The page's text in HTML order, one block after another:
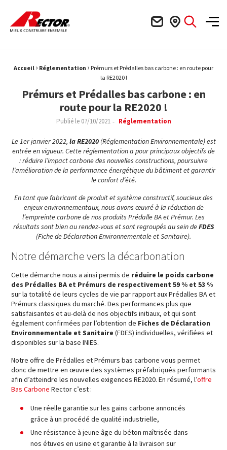
Rector Mieux construire ensemble
Fil d'Ariane :
Accueil › Réglementation › Prémurs et Prédalles bas carbone : en route pour
la RE2020 !
Prémurs et Prédalles bas carbone : en
route pour la RE2020 !
Publié le 07/10/2021 Réglementation
Le 1er janvier 2022, la RE2020(Réglementation Environnementale) est
entrée en vigueur. Cette réglementation a pour principaux objectifs de
: réduire l’impact carbone des nouvelles constructions, poursuivre
l’amélioration de la performance énergétique du bâtiment et garantir
le confort d’été.
En tant que fabricant de produit et système constructif, soucieux des
enjeux environnementaux, nous avons œuvré à la réduction de
l’empreinte carbone de nos produits Prédalle BA et Prémur. Les
résultats sont bien au rendez-vous et sont regroupés au sein deFDES
(Fiche de Déclaration Environnementale et Sanitaire).
Notre démarche vers la décarbonation
Cette démarche nous a ainsi permis de réduire le poids carbone
des Prédalles BA et Prémurs de respectivement 59 % et 53 %
sur la totalité de leurs cycles de vie par rapport aux Prédalles BA et
Prémurs classiques du marché. Des performances plus que
satisfaisantes et au-delà de nos objectifs initiaux, et qui sont
également confirmées par l’obtention de Fiches de Déclaration
Environnementale et Sanitaire (FDES) individuelles, vérifiées et
disponibles sur la base INIES.
Notre offre de Prédalles et Prémurs bas carbone vous permet
donc de mettre en œuvre des systèmes préfabriqués performants
afin d’atteindre les nouvelles exigences RE2020. En résumé, l’offre
Bas Carbone Rector c’est :
Une réelle garantie sur les gains carbone annoncés
grâce à un procédé de qualité industrielle,
Une résistance à jeune âge du béton maîtrisée dans
nos étuves en usine et garantie à la livraison sur